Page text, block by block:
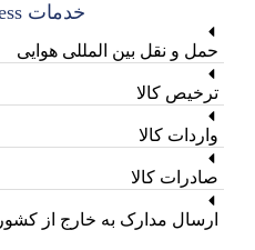
خدمات psp express
حمل و نقل بین المللی هوایی
ترخیص کالا
واردات کالا
صادرات کالا
ارسال مدارک به خارج از کشور